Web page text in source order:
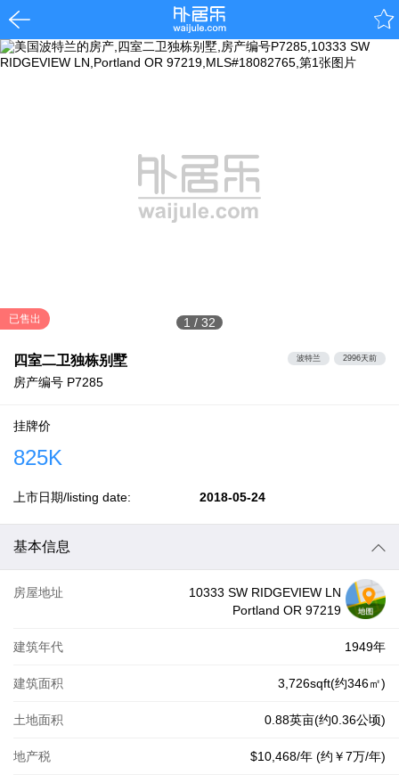
1 / 32
已售出
四室二卫独栋别墅
房产编号 P7285
波特兰 2996天前
挂牌价
825K
上市日期/listing date: 2018-05-24
基本信息
房屋地址
10333 SW RIDGEVIEW LN
Portland OR 97219
建筑年代 1949年
建筑面积 3,726sqft(约346㎡)
土地面积 0.88英亩(约0.36公顷)
地产税 $10,468/年 (约 ￥7万/年)